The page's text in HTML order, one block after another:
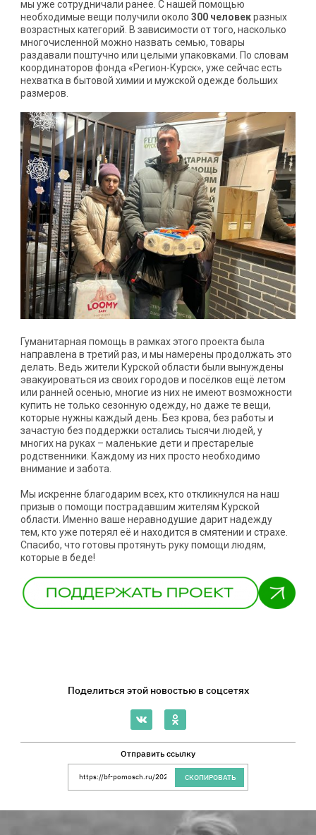
мы уже сотрудничали ранее. С нашей помощью
необходимые вещи получили около 300 человекразных
возрастных категорий. В зависимости от того, насколько
многочисленной можно назвать семью, товары
раздавали поштучно или целыми упаковками. По словам
координаторов фонда «Регион-Курск», уже сейчас есть
нехватка в бытовой химии и мужской одежде больших
размеров.
Гуманитарная помощь в рамках этого проекта была
направлена в третий раз, и мы намерены продолжать это
делать. Ведь жители Курской области были вынуждены
эвакуироваться из своих городов и посёлков ещё летом
или ранней осенью, многие из них не имеют возможности
купить не только сезонную одежду, но даже те вещи,
которые нужны каждый день. Без крова, без работы и
зачастую без поддержки остались тысячи людей, у
многих на руках – маленькие дети и престарелые
родственники. Каждому из них просто необходимо
внимание и забота.
Мы искренне благодарим всех, кто откликнулся на наш
призыв о помощи пострадавшим жителям Курской
области. Именно ваше неравнодушие дарит надежду
тем, кто уже потерял её и находится в смятении и страхе.
Спасибо, что готовы протянуть руку помощи людям,
которые в беде!
Поделиться этой новостью в соцсетях
Отправить ссылку
Ссылка на сайт Благотворительного Фонда
СКОПИРОВАТЬ